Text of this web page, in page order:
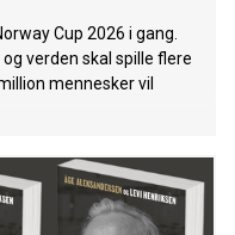
Cup 2026 i gang.
verden skal spille flere
mennesker vil